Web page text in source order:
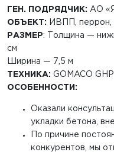
ГЕН. ПОДРЯДЧИК: АО
ОБЪЕКТ:
ИВПП, перрон,
РАЗМЕР: Толщина —
см
Ширина — 7,5 м
ТЕХНИКА: GOMACO
ОСОБЕННОСТИ:
Оказали
укладки бетона,
По причине
конкурентов, мы